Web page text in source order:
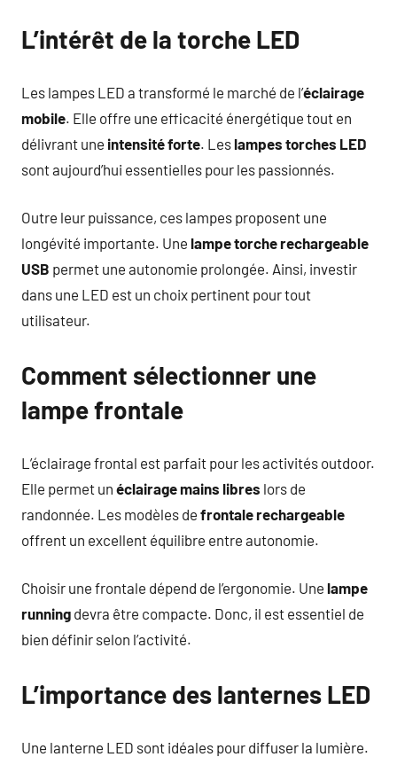
L’intérêt de la torche LED
Les lampes LED a transformé le marché de l’éclairage
mobile. Elle offre une efficacité énergétique tout en
délivrant une intensité forte. Leslampes torches LED
sont aujourd’hui essentielles pour les passionnés.
Outre leur puissance, ces lampes proposent une
longévité importante. Une lampe torche rechargeable
USB permet une autonomie prolongée. Ainsi, investir
dans une LED est un choix pertinent pour tout
utilisateur.
Comment sélectionner une
lampe frontale
L’éclairage frontal est parfait pour les activités outdoor.
Elle permet un éclairage mains libres lors de
randonnée. Les modèles de frontale rechargeable
offrent un excellent équilibre entre autonomie.
Choisir une frontale dépend de l’ergonomie. Une lampe
running devra être compacte. Donc, il est essentiel de
bien définir selon l’activité.
L’importance des lanternes LED
Une lanterne LED sont idéales pour diffuser la lumière.